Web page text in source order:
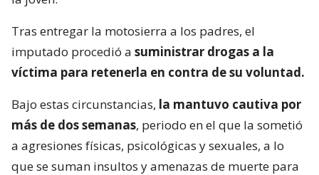
Tras entregar la motosierra a los padres, el
imputado procedió a suministrar drogas a la
víctima para retenerla en contra de su voluntad.
Bajo estas circunstancias, la mantuvo cautiva por
más de dos semanas, periodo en el que la sometió
a agresiones físicas, psicológicas y sexuales, a lo
que se suman insultos y amenazas de muerte para